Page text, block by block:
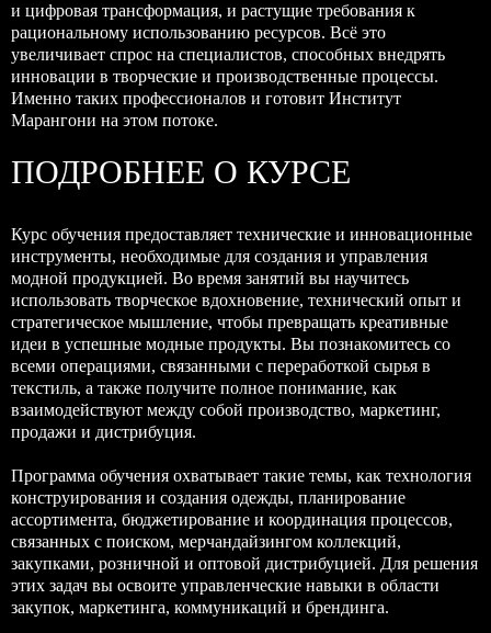
и цифровая трансформация, и растущие требования к
рациональному использованию ресурсов. Всё это
увеличивает спрос на специалистов, способных внедрять
инновации в творческие и производственные процессы.
Именно таких профессионалов и готовит Институт
Марангони на этом потоке.
ПОДРОБНЕЕ О КУРСЕ
Курс обучения предоставляет технические и инновационные
инструменты, необходимые для создания и управления
модной продукцией. Во время занятий вы научитесь
использовать творческое вдохновение, технический опыт и
стратегическое мышление, чтобы превращать креативные
идеи в успешные модные продукты. Вы познакомитесь со
всеми операциями, связанными с переработкой сырья в
текстиль, а также получите полное понимание, как
взаимодействуют между собой производство, маркетинг,
продажи и дистрибуция.
Программа обучения охватывает такие темы, как технология
конструирования и создания одежды, планирование
ассортимента, бюджетирование и координация процессов,
связанных с поиском, мерчандайзингом коллекций,
закупками, розничной и оптовой дистрибуцией. Для решения
этих задач вы освоите управленческие навыки в области
закупок, маркетинга, коммуникаций и брендинга.